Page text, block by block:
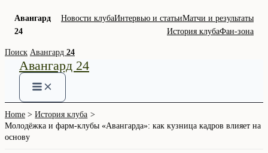
Авангард
24
Новости клубаИнтервью и статьиМатчи и результаты
История клубаФан-зона
Skip
content
Поиск Авангард 24
Авангард 24
Home
История клуба
Молодёжка и фарм-клубы «Авангарда»: как кузница кадров влияет на
основу